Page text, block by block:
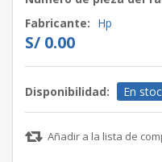
Fabricante: Hp
S/ 0.00
Disponibilidad: En
Añadir a la lista de